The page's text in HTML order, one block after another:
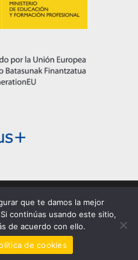
de Arte y Superior de
|Aviso legal
que te damos la mejor
continúas usando este sitio,
de acuerdo con ello.
de cookies